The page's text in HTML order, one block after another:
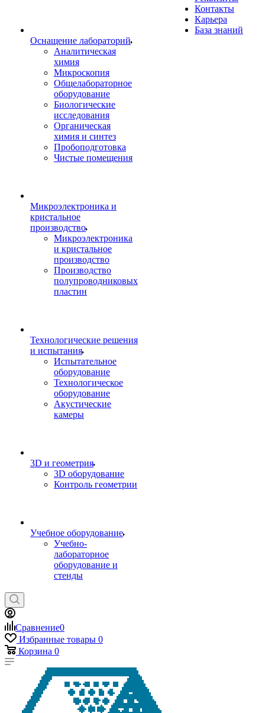
Оснащение лабораторий
Аналитическая
химия
Микроскопия
Общелабораторное
оборудование
Биологические
исследования
Органическая
химия и синтез
Пробоподготовка
Чистые помещения
Микроэлектроника и
кристальное
производство
Микроэлектроника
и кристальное
производство
Производство
полупроводниковых
пластин
Технологические решения
и испытания
Испытательное
оборудование
Технологическое
оборудование
Акустические
камеры
3D и геометрия
3D оборудование
Контроль геометрии
Учебное оборудование
Учебно-
лабораторное
оборудование и
стенды
Контакты
Карьера
База знаний
Сравнение0
Избранные товары 0
Корзина 0